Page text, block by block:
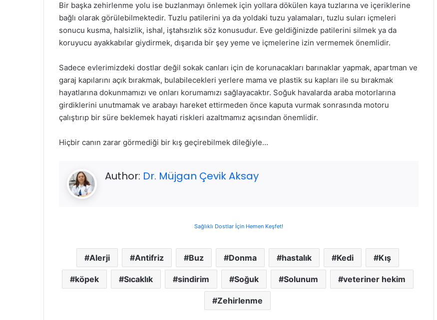
Bir başka zehirlenme yolu ise buzlanmayı önlemek için yollara dökülen kaya tuzlarına ve içeriklerine
bağlı olarak görülebilmektedir. Tuzlu patilerini ya da yoldaki tuzu yalamaları, tuzlu suları içmeleri
sonucu kusma, halsizlik, ishal, iştahsızlık söz konusudur. Eve geldiğinizde patilerini silmek ya da
koruyucu ayakkabılar giydirmek, dışarıda bir şey yeme ve içmelerine izin vermemek önemlidir.
Sadece evlerimizdeki dostlar değil sokak canları için de korunacakları barınaklar yapmak, apartman ve
garaj kapılarını açık bırakmak, bulabilecekleri yerlere mama ve plastik su kapları ile su bırakmak
hayatlarına dokunmamızı ve onları korumamızı sağlayacaktır. Soğuk havalarda araba motorlarına
girdiklerini unutmamak ve arabayı hareket ettirmeden önce kaputa vurmak sonrasında motoru
çalıştırıp bir süre beklemek hayati riskleri azaltmamız açısından önemlidir.
Hiçbir canın zarar görmediği bir kış geçirebilmek dileğiyle…
Author: Dr. Müjgan Çevik Aksay
Sağlıklı Dostlar İçin Hemen Keşfet!
Alerji Antifriz Buz Donma hastalık Kedi Kış
köpek Sıcaklık sindirim Soğuk Solunum veteriner hekim
Zehirlenme